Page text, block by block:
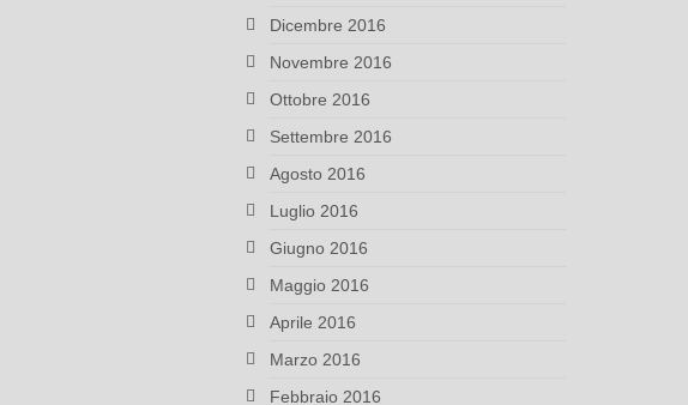
Dicembre 2016
Novembre 2016
Ottobre 2016
Settembre 2016
Agosto 2016
Luglio 2016
Giugno 2016
Maggio 2016
Aprile 2016
Marzo 2016
Febbraio 2016